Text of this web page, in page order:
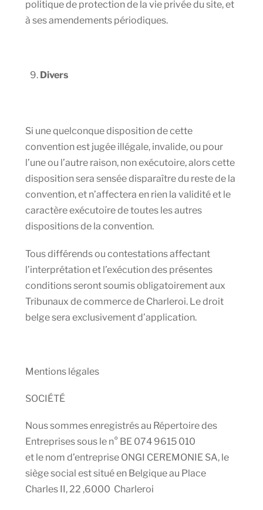
politique de protection de la vie privée du site, et
à ses amendements périodiques.
Divers
Si une quelconque disposition de cette
convention est jugée illégale, invalide, ou pour
l’une ou l’autre raison, non exécutoire, alors cette
disposition sera sensée disparaître du reste de la
convention, et n’affectera en rien la validité et le
caractère exécutoire de toutes les autres
dispositions de la convention.
Tous différends ou contestations affectant
l’interprétation et l’exécution des présentes
conditions seront soumis obligatoirement aux
Tribunaux de commerce de Charleroi. Le droit
belge sera exclusivement d’application.
Mentions légales
SOCIÉTÉ
Nous sommes enregistrés au Répertoire des
Entreprises sous le n° BE 074 9615 010
et le nom d’entreprise ONGI CEREMONIE SA, le
siège social est situé en Belgique au Place
Charles II, 22 ,6000 Charleroi